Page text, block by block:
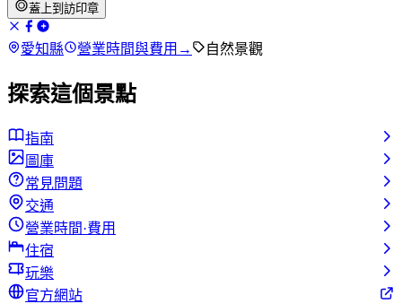
蓋上到訪印章
愛知縣 營業時間與費用 → 自然景觀
探索這個景點
指南
圖庫
常見問題
交通
營業時間·費用
住宿
玩樂
官方網站